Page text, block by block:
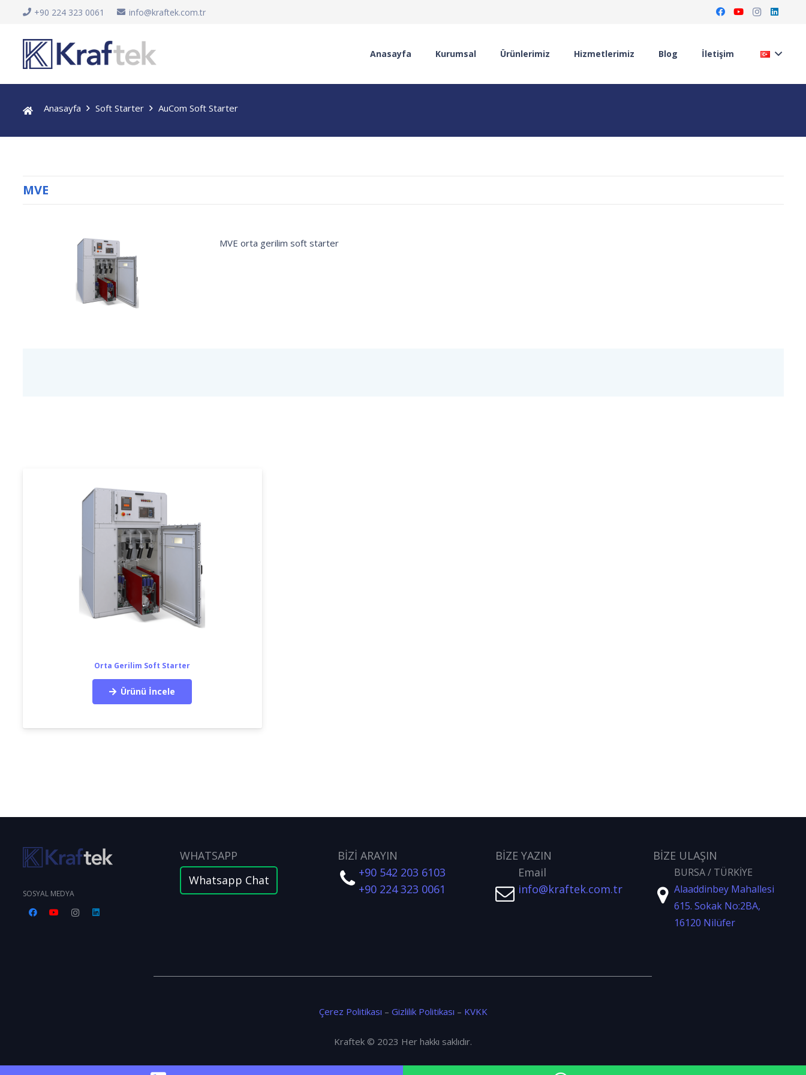
+90 224 323 0061 info@kraftek.com.tr
Anasayfa Kurumsal Ürünlerimiz Hizmetlerimiz Blog İletişim
Anasayfa Soft Starter AuCom Soft Starter
MVE
MVE orta gerilim soft starter
Orta Gerilim Soft Starter
Ürünü İncele
SOSYAL MEDYA
WHATSAPP
Whatsapp Chat
BİZİ ARAYIN
+90 542 203 6103
+90 224 323 0061
BİZE YAZIN
Email
info@kraftek.com.tr
BİZE ULAŞIN
BURSA / TÜRKİYE
Alaaddinbey Mahallesi
615. Sokak No:2BA,
16120 Nilüfer
Çerez Politikası – Gizlilik Politikası – KVKK
Kraftek © 2023 Her hakkı saklıdır.